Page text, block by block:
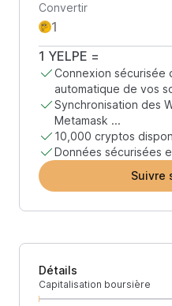
Convertir
1 YELPE =
Connexion sécurisée
automatique de vos
Synchronisation des
Metamask ...
10,000 cryptos
Données sécurisées
Suivre
Détails
Capitalisation boursière